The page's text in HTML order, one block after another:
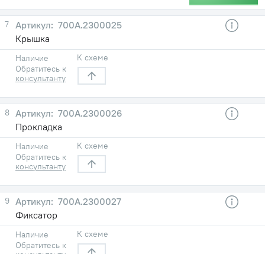
7
700А.2300025
Крышка
Наличие
Обратитесь к
консультанту
К схеме
8
700А.2300026
Прокладка
Наличие
Обратитесь к
консультанту
К схеме
9
700А.2300027
Фиксатор
Наличие
Обратитесь к
К схеме